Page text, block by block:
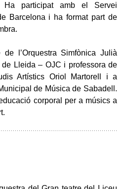
Ha participat amb el Servei
Barcelona i ha format part de
l’Orquestra Simfònica Julià
Lleida – OJC i professora de
Artístics Oriol Martorell i a
de Música de Sabadell.
corporal per a músics a